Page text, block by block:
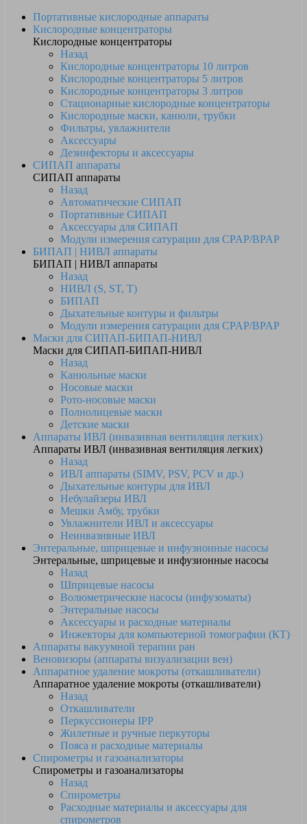
Портативные кислородные аппараты
Кислородные концентраторы
Кислородные концентраторы
Назад
Кислородные концентраторы 10 литров
Кислородные концентраторы 5 литров
Кислородные концентраторы 3 литров
Стационарные кислородные концентраторы
Кислородные маски, канюли, трубки
Фильтры, увлажнители
Аксессуары
Дезинфекторы и аксессуары
СИПАП аппараты
СИПАП аппараты
Назад
Автоматические СИПАП
Портативные СИПАП
Аксессуары для СИПАП
Модули измерения сатурации для CPAP/BPAP
БИПАП | НИВЛ аппараты
БИПАП | НИВЛ аппараты
Назад
НИВЛ (S, ST, T)
БИПАП
Дыхательные контуры и фильтры
Модули измерения сатурации для CPAP/BPAP
Маски для СИПАП-БИПАП-НИВЛ
Маски для СИПАП-БИПАП-НИВЛ
Назад
Канюльные маски
Носовые маски
Рото-носовые маски
Полнолицевые маски
Детские маски
Аппараты ИВЛ (инвазивная вентиляция легких)
Аппараты ИВЛ (инвазивная вентиляция легких)
Назад
ИВЛ аппараты (SIMV, PSV, PCV и др.)
Дыхательные контуры для ИВЛ
Небулайзеры ИВЛ
Мешки Амбу, трубки
Увлажнители ИВЛ и аксессуары
Неинвазивные ИВЛ
Энтеральные, шприцевые и инфузионные насосы
Энтеральные, шприцевые и инфузионные насосы
Назад
Шприцевые насосы
Волюметрические насосы (инфузоматы)
Энтеральные насосы
Аксессуары и расходные материалы
Инжекторы для компьютерной томографии (КТ)
Аппараты вакуумной терапии ран
Веновизоры (аппараты визуализации вен)
Аппаратное удаление мокроты (откашливатели)
Аппаратное удаление мокроты (откашливатели)
Назад
Откашливатели
Перкуссионеры IPP
Жилетные и ручные перкуторы
Пояса и расходные материалы
Спирометры и газоанализаторы
Спирометры и газоанализаторы
Назад
Спирометры
Расходные материалы и аксессуары для
спирометров